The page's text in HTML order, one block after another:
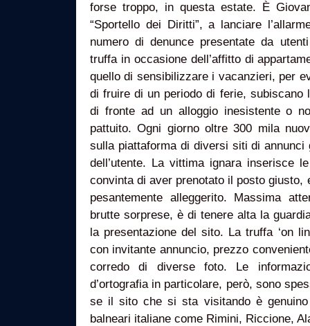
forse troppo, in questa estate. È
“Sportello dei Diritti”, a lanciare
numero di denunce presentate da
truffa in occasione dell’affitto di
quello di sensibilizzare i vacanzieri, per
di fruire di un periodo di ferie, subiscano
di fronte ad un alloggio inesistente o
pattuito. Ogni giorno oltre 300 mila
sulla piattaforma di diversi siti di
dell’utente. La vittima ignara inserisce
convinta di aver prenotato il posto
pesantemente alleggerito. Massima
brutte sorprese, è di tenere alta la
la presentazione del sito. La truffa ‘on
con invitante annuncio, prezzo
corredo di diverse foto. Le
d’ortografia in particolare, però, sono
se il sito che si sta visitando è
balneari italiane come Rimini, Riccione,